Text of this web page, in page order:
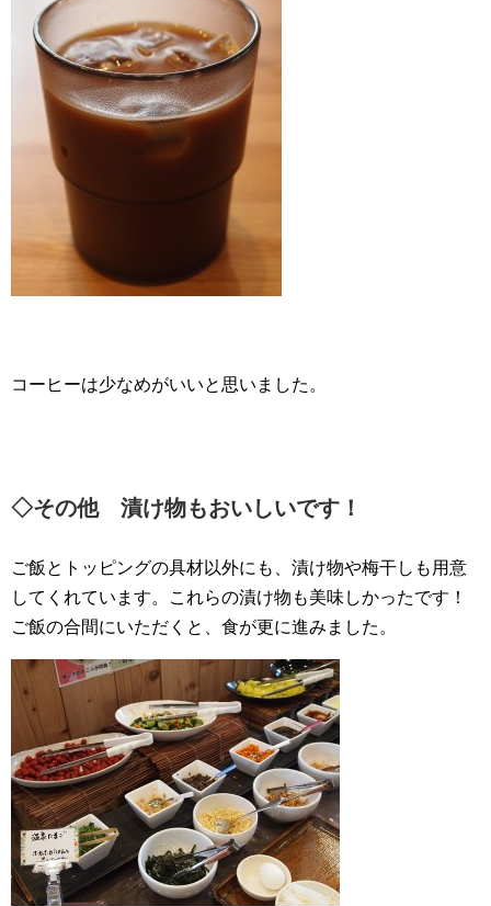
コーヒーは少なめがいいと思いました。
◇その他 漬け物もおいしいです！
ご飯とトッピングの具材以外にも、漬け物や梅干しも用意
してくれています。これらの漬け物も美味しかったです！
ご飯の合間にいただくと、食が更に進みました。